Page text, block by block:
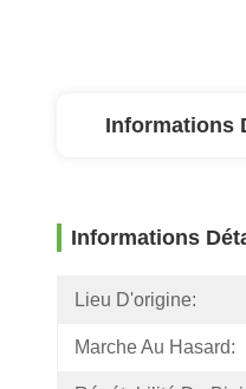
Informations
Informations
Lieu D'origine:
Marche Au Hasard: